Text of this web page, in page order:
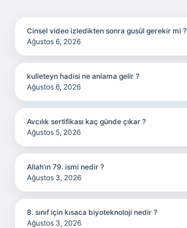
SIDEBAR
Cinsel video izledikten sonra gusül gerekir mi ?
Ağustos 6, 2026
kulleteyn hadisi ne anlama gelir ?
Ağustos 6, 2026
Avcılık sertifikası kaç günde çıkar ?
Ağustos 5, 2026
Allah’ın 79. ismi nedir ?
Ağustos 3, 2026
8. sınıf için kısaca biyoteknoloji nedir ?
Ağustos 3, 2026